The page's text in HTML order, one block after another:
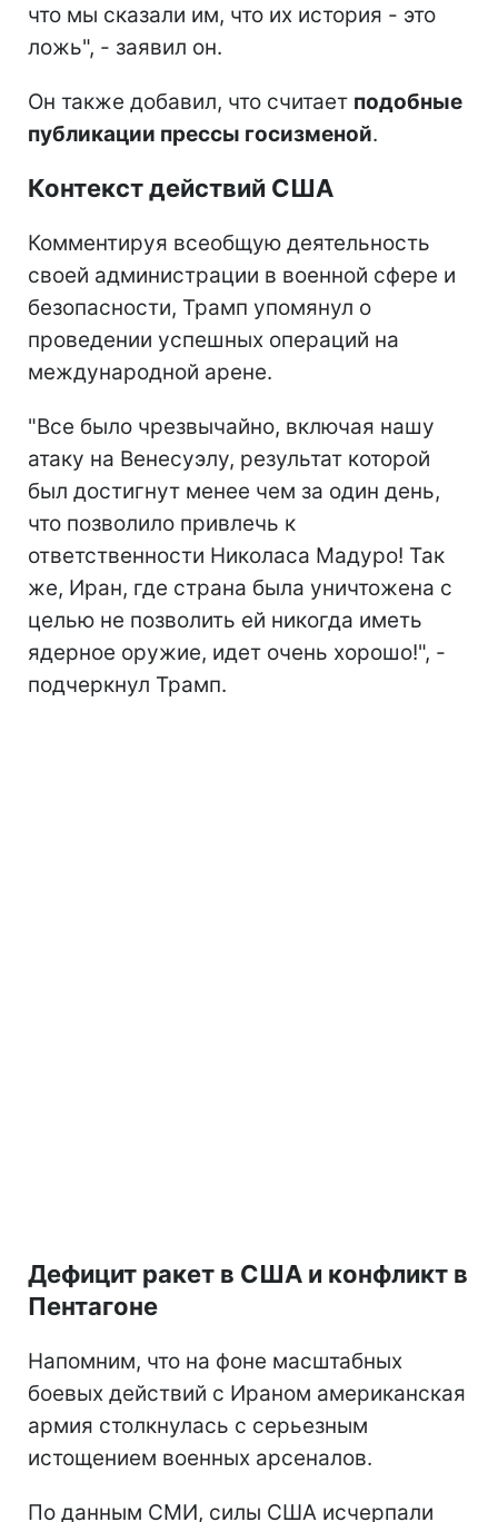
что мы сказали им, что их история - это
ложь", - заявил он.
Он также добавил, что считает подобные
публикации прессы госизменой.
Контекст действий США
Комментируя всеобщую деятельность
своей администрации в военной сфере и
безопасности, Трамп упомянул о
проведении успешных операций на
международной арене.
"Все было чрезвычайно, включая нашу
атаку на Венесуэлу, результат которой
был достигнут менее чем за один день,
что позволило привлечь к
ответственности Николаса Мадуро! Так
же, Иран, где страна была уничтожена с
целью не позволить ей никогда иметь
ядерное оружие, идет очень хорошо!", -
подчеркнул Трамп.
Дефицит ракет в США и конфликт в
Пентагоне
Напомним, что на фоне масштабных
боевых действий с Ираном американская
армия столкнулась с серьезным
истощением военных арсеналов.
По данным СМИ, силы США исчерпали